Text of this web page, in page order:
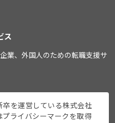
ス
業、外国人のための転職支援サ
を運営している株式会社
プライバシーマークを取得